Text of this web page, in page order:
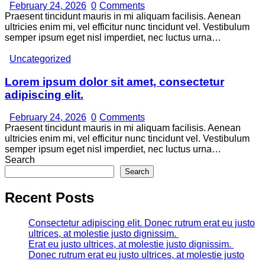
February 24, 2026 0 Comments
Praesent tincidunt mauris in mi aliquam facilisis. Aenean
ultricies enim mi, vel efficitur nunc tincidunt vel. Vestibulum
semper ipsum eget nisl imperdiet, nec luctus urna…
Uncategorized
Lorem ipsum dolor sit amet, consectetur
adipiscing elit.
February 24, 2026 0 Comments
Praesent tincidunt mauris in mi aliquam facilisis. Aenean
ultricies enim mi, vel efficitur nunc tincidunt vel. Vestibulum
semper ipsum eget nisl imperdiet, nec luctus urna…
Search
Search
Recent Posts
Consectetur adipiscing elit. Donec rutrum erat eu justo
ultrices, at molestie justo dignissim.
Erat eu justo ultrices, at molestie justo dignissim.
Donec rutrum erat eu justo ultrices, at molestie justo